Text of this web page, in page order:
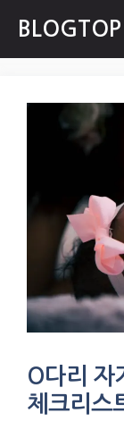
content
O다리 자
체크리스